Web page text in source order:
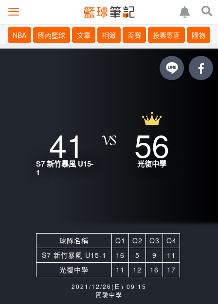
NBA 國內籃球 文章 相簿 盃賽 投票專區 購物
41
S7 新竹暴風 U15-
1
56
光復中學
球隊名稱 Q1 Q2 Q3
Q4
S7 新竹暴風 U15-1
16 5 9
11
光復中學
11 12 16 17
2021/12/26(日) 09:15
實驗中學